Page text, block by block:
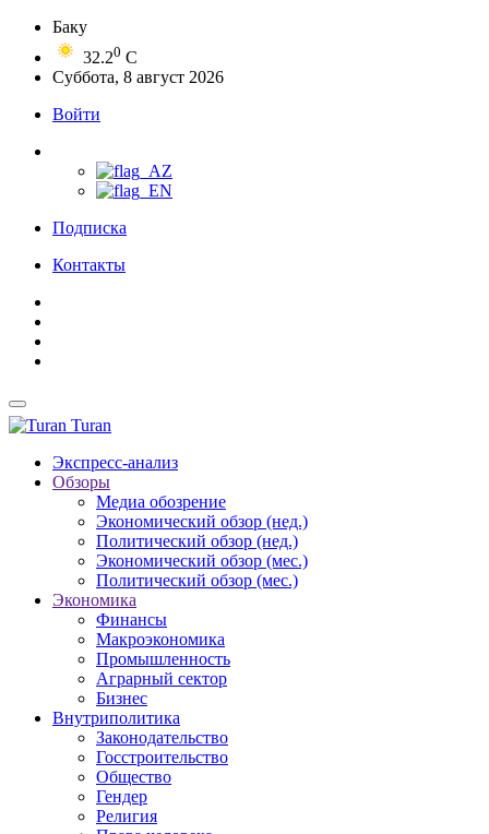
Баку
32.20 C
Суббота, 8 август 2026
Войти
Подписка
Контакты
Turan
Экспресс-анализ
Обзоры
Медиа обозрение
Экономический обзор (нед.)
Политический обзор (нед.)
Экономический обзор (мес.)
Политический обзор (мес.)
Экономика
Финансы
Макроэкономика
Промышленность
Аграрный сектор
Бизнес
Внутриполитика
Законодательство
Госстроительство
Общество
Гендер
Религия